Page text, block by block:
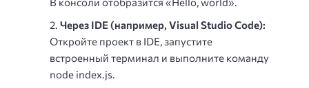
Через IDE (например, Visual Studio Code):
Откройте проект в IDE, запустите
встроенный терминал и выполните команду
node index.js.